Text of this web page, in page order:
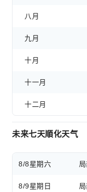
八月
九月
十月
十一月
十二月
未来七天順化天气
8/8星期六
8/9星期日